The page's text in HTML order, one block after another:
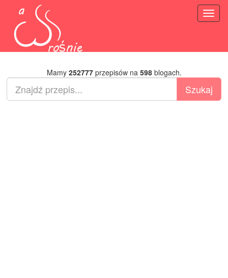
Mamy 252777przepisów na 598blogach.